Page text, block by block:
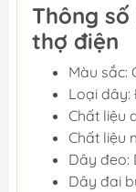
Thông
thợ điện
Màu sắc:
Loại
Chất liệu
Chất liệu
Dây đeo:
Dây đai